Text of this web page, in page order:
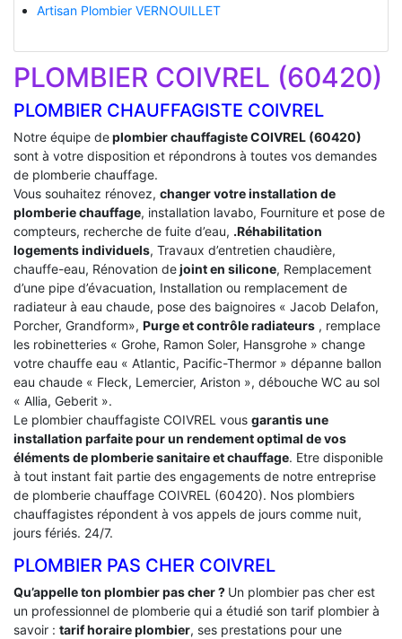
Artisan Plombier VERNOUILLET
PLOMBIER COIVREL (60420)
PLOMBIER CHAUFFAGISTE COIVREL
Notre équipe deplombier chauffagiste COIVREL (60420)
sont à votre disposition et répondrons à toutes vos demandes
de plomberie chauffage.
Vous souhaitez rénovez, changer votre installation de
plomberie chauffage, installation lavabo, Fourniture et pose de
compteurs, recherche de fuite d’eau, .Réhabilitation
logements individuels, Travaux d’entretien chaudière,
chauffe-eau, Rénovation dejoint en silicone, Remplacement
d’une pipe d’évacuation, Installation ou remplacement de
radiateur à eau chaude, pose des baignoires « Jacob Delafon,
Porcher, Grandform», Purge et contrôle radiateurs , remplace
les robinetteries « Grohe, Ramon Soler, Hansgrohe » change
votre chauffe eau « Atlantic, Pacific-Thermor » dépanne ballon
eau chaude « Fleck, Lemercier, Ariston », débouche WC au sol
« Allia, Geberit ».
Le plombier chauffagiste COIVREL vous garantis une
installation parfaite pour un rendement optimal de vos
éléments de plomberie sanitaire et chauffage. Etre disponible
à tout instant fait partie des engagements de notre entreprise
de plomberie chauffage COIVREL (60420). Nos plombiers
chauffagistes répondent à vos appels de jours comme nuit,
jours fériés. 24/7.
PLOMBIER PAS CHER COIVREL
Qu’appelle ton plombier pas cher ? Un plombier pas cher est
un professionnel de plomberie qui a étudié son tarif plombier à
savoir : tarif horaire plombier, ses prestations pour une